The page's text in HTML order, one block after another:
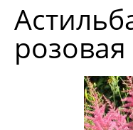
розовая